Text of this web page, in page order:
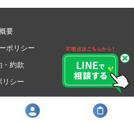
要
ポリシー
・約款
リシー
All Rights Reserved.